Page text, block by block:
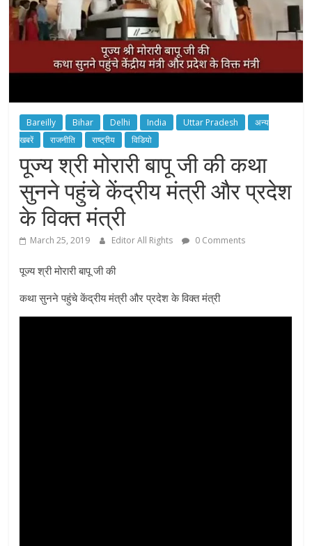
Bareilly Bihar Delhi India Uttar Pradesh
अन्य
खबरें
राजनीति राष्ट्रीय विडियो
पूज्य श्री मोरारी बापू जी की कथा
सुनने पहुंचे केंद्रीय मंत्री और प्रदेश
के विक्त मंत्री
March 25, 2019 Editor All Rights 0 Comments
पूज्य श्री मोरारी बापू जी की
कथा सुनने पहुंचे केंद्रीय मंत्री और प्रदेश के विक्त मंत्री